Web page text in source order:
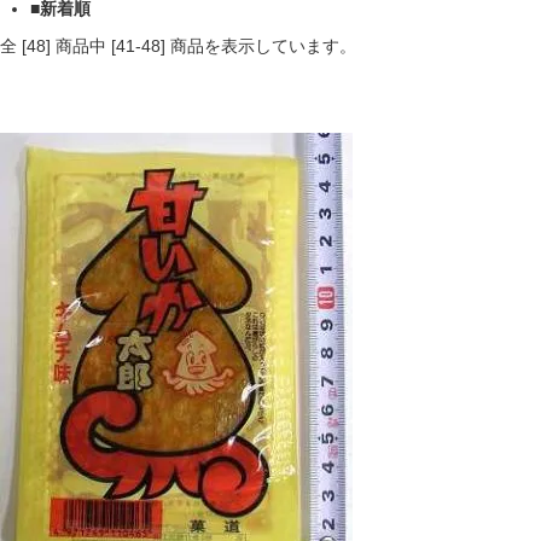
■新着順
全 [48] 商品中 [41-48] 商品を表示しています。